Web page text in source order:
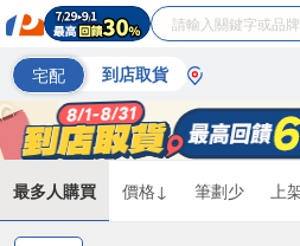
宅配 到店取貨
最多人購買 價格↓ 筆劃少 上